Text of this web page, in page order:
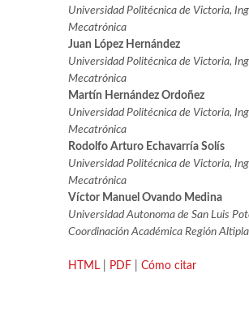
Universidad Politécnica de Victoria,
Mecatrónica
Juan López Hernández
Universidad Politécnica de Victoria,
Mecatrónica
Martín Hernández Ordoñez
Universidad Politécnica de Victoria,
Mecatrónica
Rodolfo Arturo Echavarría Solís
Universidad Politécnica de Victoria,
Mecatrónica
Víctor Manuel Ovando Medina
Universidad Autonoma de San Luis
Coordinación Académica Región
HTML PDF Cómo citar